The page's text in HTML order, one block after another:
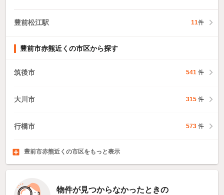
豊前松江駅 11件
豊前市赤熊近くの市区から探す
筑後市 541 件
大川市 315 件
行橋市 573 件
中間市329件
小郡市360件
筑紫野市525件
豊前市赤熊近くの市区をもっと表示
物件が見つからなかったときの